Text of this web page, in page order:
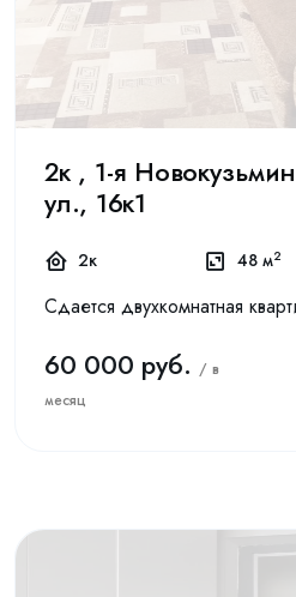
2к , 1-я
ул., 16к1
2к 48 м2
60 000 руб. / в
месяц